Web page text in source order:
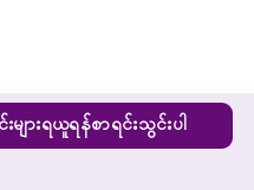
းများရယူရန်စာရင်းသွင်းပါ